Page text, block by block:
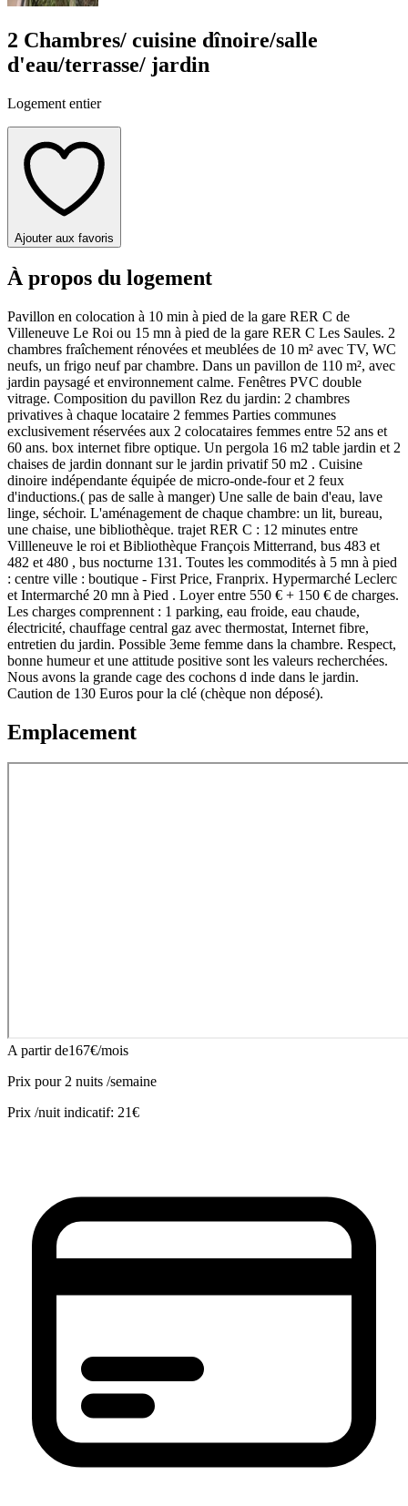
2 Chambres/ cuisine dînoire/salle
d'eau/terrasse/ jardin
Logement entier
Ajouter aux favoris
À propos du logement
Pavillon en colocation à 10 min à pied de la gare RER C de
Villeneuve Le Roi ou 15 mn à pied de la gare RER C Les Saules. 2
chambres fraîchement rénovées et meublées de 10 m² avec TV, WC
neufs, un frigo neuf par chambre. Dans un pavillon de 110 m², avec
jardin paysagé et environnement calme. Fenêtres PVC double
vitrage. Composition du pavillon Rez du jardin: 2 chambres
privatives à chaque locataire 2 femmes Parties communes
exclusivement réservées aux 2 colocataires femmes entre 52 ans et
60 ans. box internet fibre optique. Un pergola 16 m2 table jardin et 2
chaises de jardin donnant sur le jardin privatif 50 m2 . Cuisine
dinoire indépendante équipée de micro-onde-four et 2 feux
d'inductions.( pas de salle à manger) Une salle de bain d'eau, lave
linge, séchoir. L'aménagement de chaque chambre: un lit, bureau,
une chaise, une bibliothèque. trajet RER C : 12 minutes entre
Villleneuve le roi et Bibliothèque François Mitterrand, bus 483 et
482 et 480 , bus nocturne 131. Toutes les commodités à 5 mn à pied
: centre ville : boutique - First Price, Franprix. Hypermarché Leclerc
et Intermarché 20 mn à Pied . Loyer entre 550 € + 150 € de charges.
Les charges comprennent : 1 parking, eau froide, eau chaude,
électricité, chauffage central gaz avec thermostat, Internet fibre,
entretien du jardin. Possible 3eme femme dans la chambre. Respect,
bonne humeur et une attitude positive sont les valeurs recherchées.
Nous avons la grande cage des cochons d inde dans le jardin.
Caution de 130 Euros pour la clé (chèque non déposé).
Emplacement
A partir de167€/mois
Prix pour2 nuits /semaine
Prix /nuit indicatif: 21€